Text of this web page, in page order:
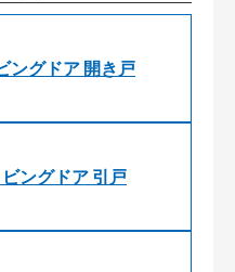
グドア 開き戸
ングドア 引戸